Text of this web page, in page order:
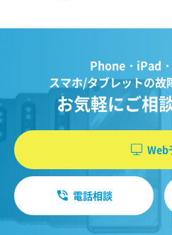
済に関する情報を当社
携先｣といいます。）な
ります。
当社は、ユーザーにつ
やソフトウエア、購入
ジや広告の履歴、検索
用日時、利用方法、利
てご利用の場合の当該
際しての各種設定情報
ドレス、クッキー情報
当社は、お客様の携帯電話
機能・性能を修復・維持す
本サービスを提供致します
機能・性能に関する特別の
態にすることをお約束す
修理依頼品の点検作業の
よっては修理等の処理がで
ので、ご了承ください。
頼品の状態、故障部分あ
り、修理による対応が不可
Phone・iPad
スマホ/タブレットの故
お気軽にご相
Web
電話相談